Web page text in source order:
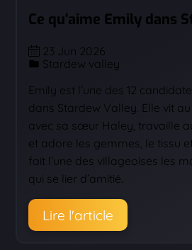
Ce qu'aime Emily dans
23 Jun 2026
Stardew valley
Emily est l’une des 12
dans Stardew Valley. Elle vit
avec sa sœur Haley, travaille
et adore les gemmes, le tissu
fait l’une des villageoises les
qui se lier d’amitié.
Lire l'article